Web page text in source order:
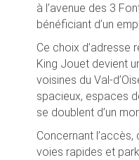
à l’avenue des 3
bénéficiant d’un
Ce choix d’adresse
King Jouet devient
voisines du Val-
spacieux, espaces
se doublent d’un
Concernant
voies rapides et